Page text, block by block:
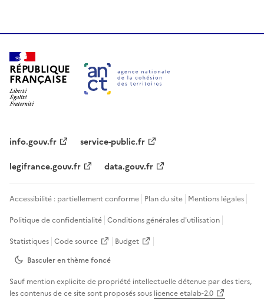
RÉPUBLIQUE
FRANÇAISE
info.gouv.fr
service-public.fr
legifrance.gouv.fr
data.gouv.fr
Accessibilité : partiellement conforme Plan du site Mentions légales
Politique de confidentialité Conditions générales d'utilisation
Statistiques Code source
Budget
Basculer en thèmefoncé
Sauf mention explicite de propriété intellectuelle détenue par des tiers,
les contenus de ce site sont proposés sous licence etalab-2.0